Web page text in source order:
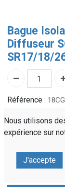
Bague
Diffuseur
SR17/18/
Référence :
Partager sur :
Livraison
À votre écoute
Nous utilisons
expérience sur
J'accepte